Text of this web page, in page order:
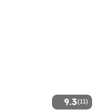
9.3(11)